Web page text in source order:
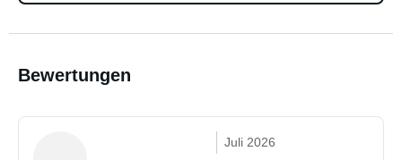
Bewertungen
Juli 2026